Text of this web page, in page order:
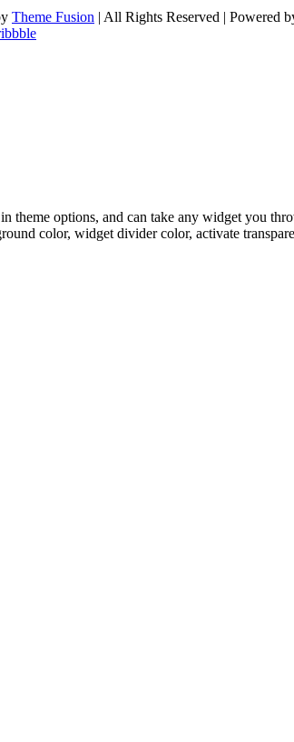
Theme Fusion | All Rights Reserved | Powered
theme options, and can take any widget you
color, widget divider color, activate